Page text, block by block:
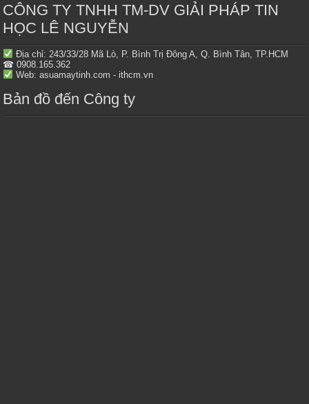
CÔNG TY TNHH TM-DV GIẢI PHÁP TIN
HỌC LÊ NGUYỄN
Địa chỉ: 243/33/28 Mã Lò, P. Bình Trị Đông A, Q. Bình Tân, TP.HCM
☎ 0908.165.362
Web: asuamaytinh.com - ithcm.vn
Bản đồ đến Công ty